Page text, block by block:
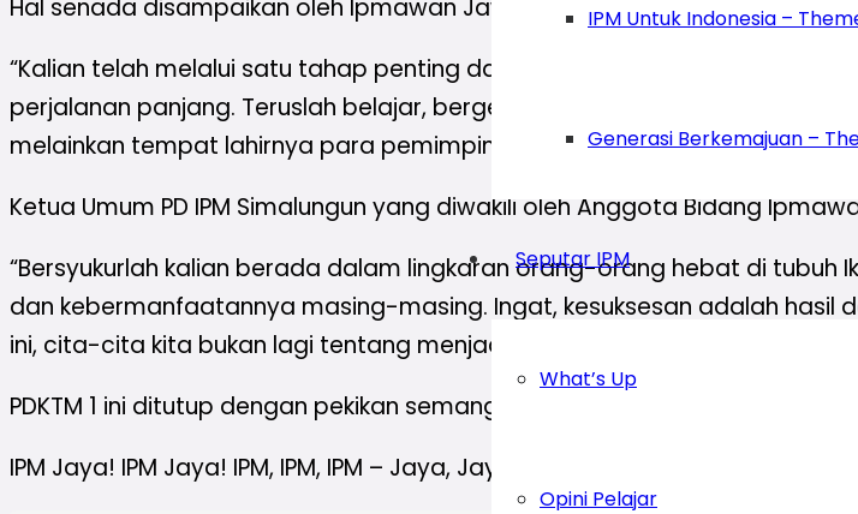
IPM Untuk Indonesia –
Generasi Berkemajuan –
Seputar IPM
What’s Up
Opini Pelajar
Hal senada disampaikan oleh Ipmawan Jawahirul Fuadi Hilmi selaku Master
“Kalian telah melalui satu tahap penting dalam perjalanan kalian di IPM.
perjalanan panjang. Teruslah belajar, bergerak, dan berbuat baik di
melainkan tempat lahirnya para pemimpin masa depan,” ucap Jawahirul.
Ketua Umum PD IPM Simalungun yang diwakili oleh Anggota Bidang
“Bersyukurlah kalian berada dalam lingkaran orang-orang hebat di tubuh
dan kebermanfaatannya masing-masing. Ingat, kesuksesan adalah hasil
ini, cita-cita kita bukan lagi tentang menjadi apa, tetapi tentang
PDKTM 1 ini ditutup dengan pekikan semangat yang menggema:
IPM Jaya! IPM Jaya! IPM, IPM, IPM – Jaya, Jaya, Jaya!